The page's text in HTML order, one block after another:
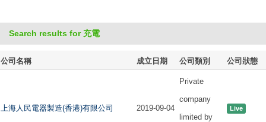
Search results for 充電
公司名稱 成立日期 公司類別 公司狀態
上海人民電器製造(香港)有限公司 2019-09-04
Private
company
limited by
Live